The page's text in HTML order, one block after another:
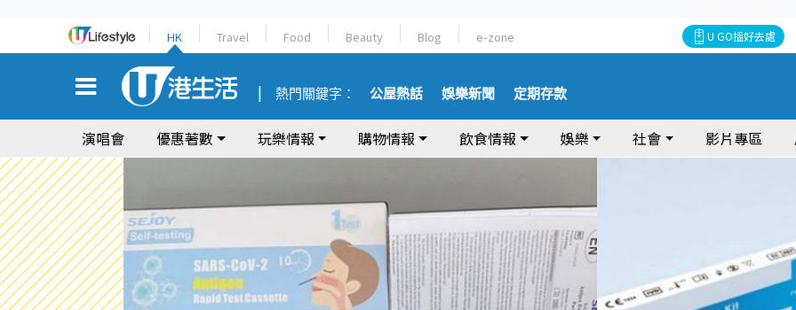
HK Travel Food Beauty Blog e-zone U GO搵好去處
熱門關鍵字： 公屋熱話 娛樂新聞 定期存款
演唱會 優惠著數 玩樂情報 購物情報 飲食情報 娛樂 社會 影片專區